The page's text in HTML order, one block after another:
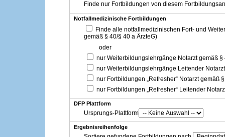
Finde nur Fortbildungen von diesem
Notfallmedizinische Fortbildungen
Finde alle notfallmedizinischen Fort- und
gemäß § 40/§ 40 a ÄrzteG)
oder
nur Weiterbildungslehrgänge Notarzt gemäß §
nur Weiterbildungslehrgänge Leitender
nur Fortbildungen „Refresher“ Notarzt gemäß
nur Fortbildungen „Refresher“ Leitender
DFP Plattform
Ursprungs-Plattform
Ergebnisreihenfolge